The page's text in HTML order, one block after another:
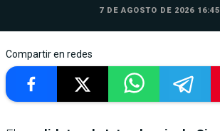
7 DE AGOSTO DE 2026 16:45
Compartir en redes